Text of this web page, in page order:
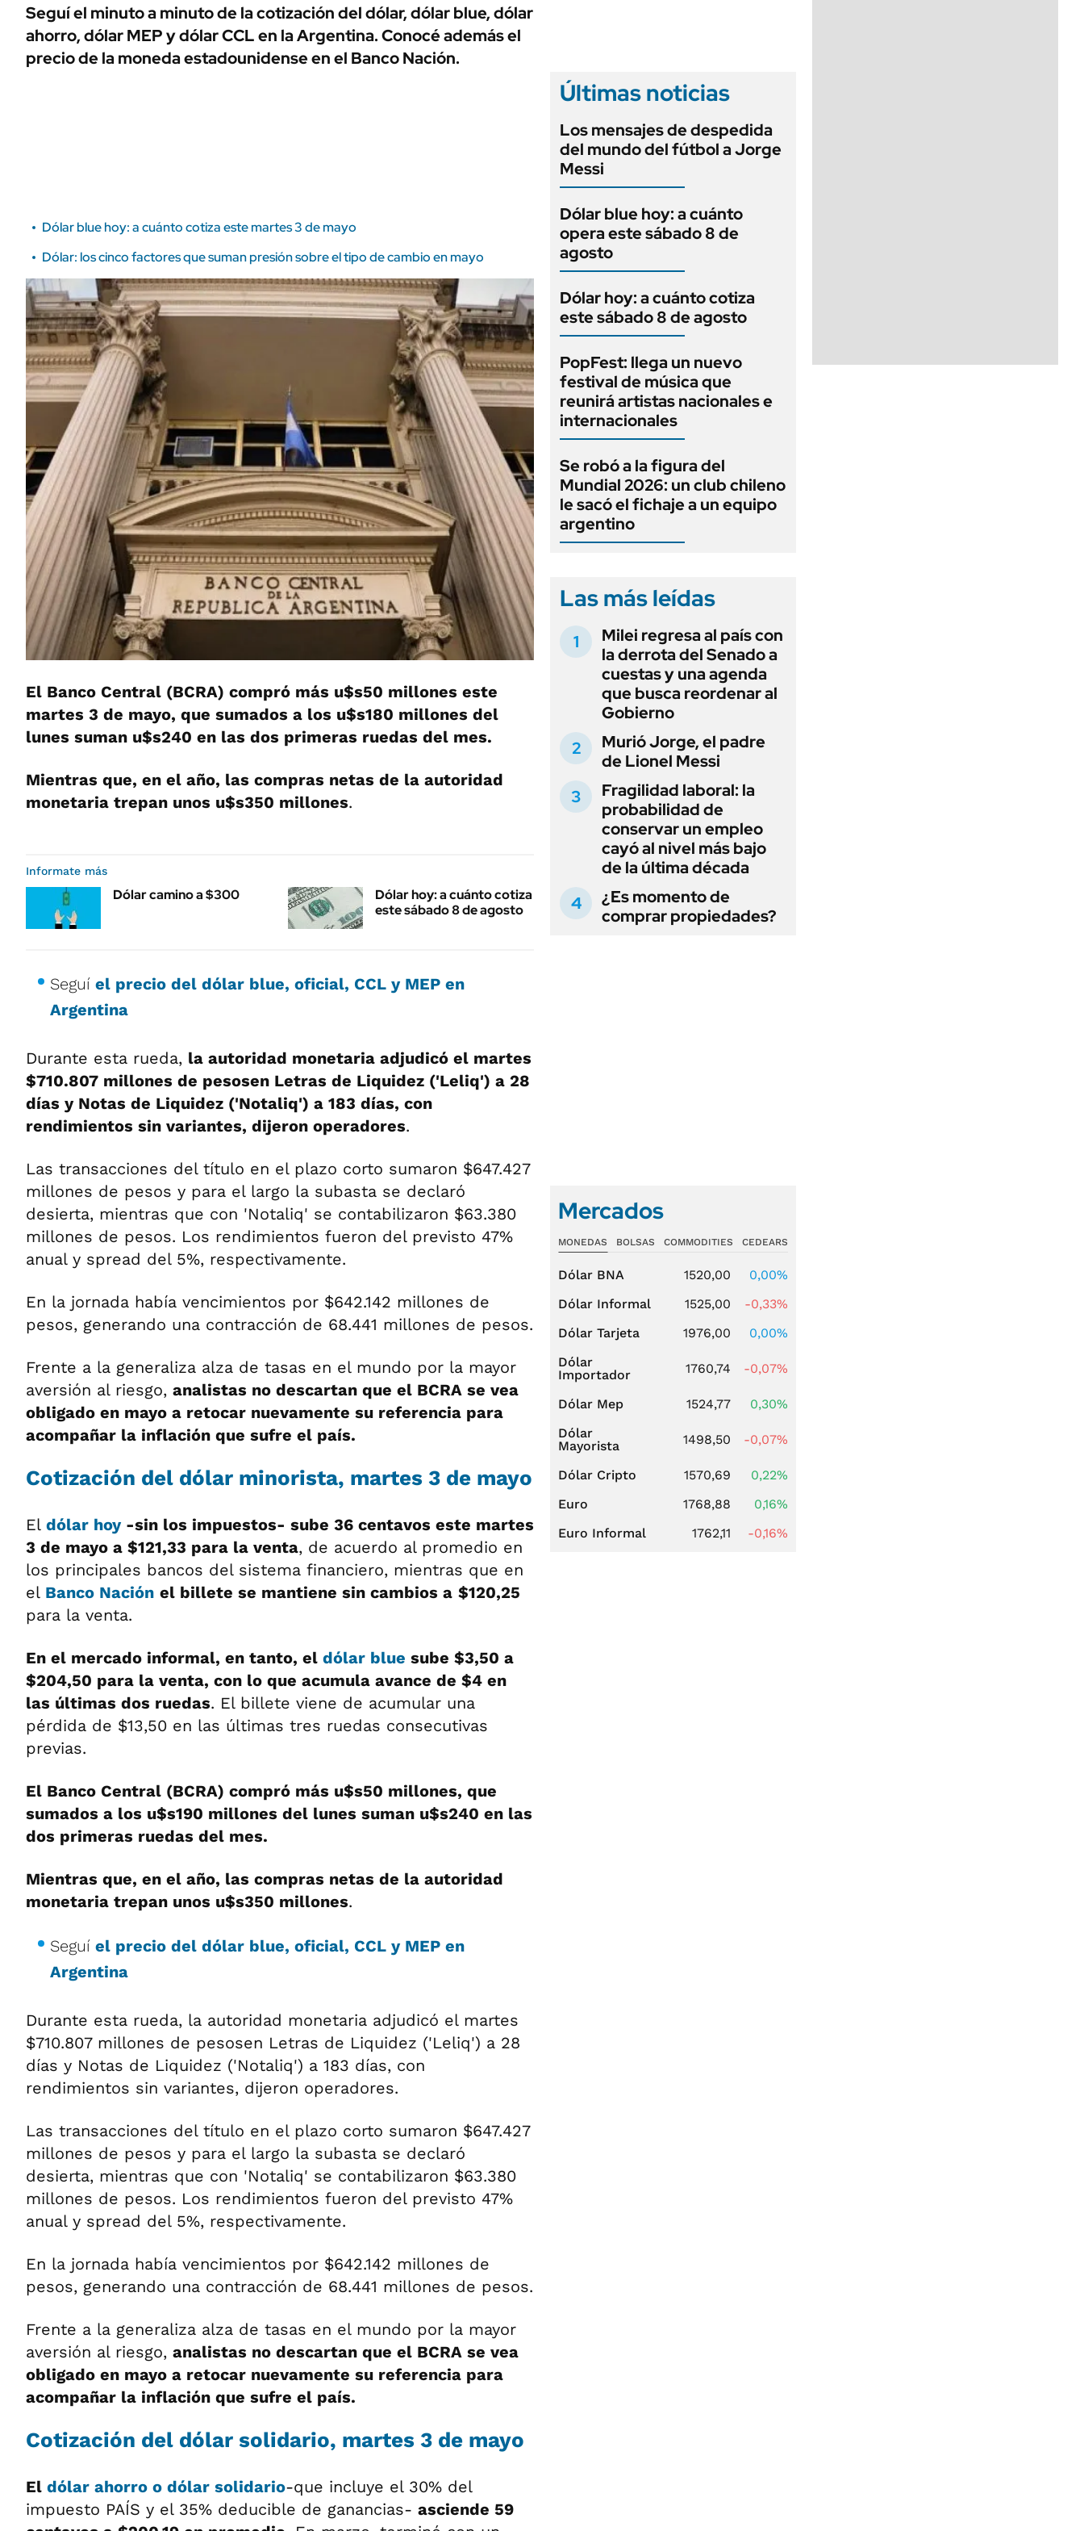
ÁMBITO DEBATE
MEDIAKIT AMBITO DEBATE
URUGUAY
LIFESTYLE
AUTOS
Seguí el minuto a minuto de la cotización del dólar, dólar blue, dólar
ahorro, dólar MEP y dólar CCL en la Argentina. Conocé además el
precio de la moneda estadounidense en el Banco Nación.
Dólar blue hoy: a cuánto cotiza este martes 3 de mayo
Dólar: los cinco factores que suman presión sobre el tipo de cambio en mayo
El Banco Central (BCRA) compró más u$s50 millones este
martes 3 de mayo, que sumados a los u$s180 millones del
lunes suman u$s240 en las dos primeras ruedas del mes.
Mientras que, en el año, las compras netas de la autoridad
monetaria trepan unos u$s350 millones.
Informate más
Dólar camino a $300
Dólar hoy: a cuánto cotiza
este sábado 8 de agosto
Seguí el precio del dólar blue, oficial, CCL y MEP en
Argentina
Durante esta rueda, la autoridad monetaria adjudicó el martes
$710.807 millones de pesosen Letras de Liquidez ('Leliq') a 28
días y Notas de Liquidez ('Notaliq') a 183 días, con
rendimientos sin variantes, dijeron operadores.
Las transacciones del título en el plazo corto sumaron $647.427
millones de pesos y para el largo la subasta se declaró
desierta, mientras que con 'Notaliq' se contabilizaron $63.380
millones de pesos. Los rendimientos fueron del previsto 47%
anual y spread del 5%, respectivamente.
En la jornada había vencimientos por $642.142 millones de
pesos, generando una contracción de 68.441 millones de pesos.
Frente a la generaliza alza de tasas en el mundo por la mayor
aversión al riesgo, analistas no descartan que el BCRA se vea
obligado en mayo a retocar nuevamente su referencia para
acompañar la inflación que sufre el país.
Cotización del dólar minorista, martes 3 de mayo
El dólar hoy-sin los impuestos- sube 36 centavos este martes
3 de mayo a $121,33 para la venta, de acuerdo al promedio en
los principales bancos del sistema financiero, mientras que en
el Banco Nación el billete se mantiene sin cambios a $120,25
para la venta.
En el mercado informal, en tanto, el dólar blue sube $3,50 a
$204,50 para la venta, con lo que acumula avance de $4 en
las últimas dos ruedas. El billete viene de acumular una
pérdida de $13,50 en las últimas tres ruedas consecutivas
previas.
El Banco Central (BCRA) compró más u$s50 millones, que
sumados a los u$s190 millones del lunes suman u$s240 en las
dos primeras ruedas del mes.
Mientras que, en el año, las compras netas de la autoridad
monetaria trepan unos u$s350 millones.
Seguí el precio del dólar blue, oficial, CCL y MEP en
Argentina
Durante esta rueda, la autoridad monetaria adjudicó el martes
$710.807 millones de pesosen Letras de Liquidez ('Leliq') a 28
días y Notas de Liquidez ('Notaliq') a 183 días, con
rendimientos sin variantes, dijeron operadores.
Las transacciones del título en el plazo corto sumaron $647.427
millones de pesos y para el largo la subasta se declaró
desierta, mientras que con 'Notaliq' se contabilizaron $63.380
millones de pesos. Los rendimientos fueron del previsto 47%
anual y spread del 5%, respectivamente.
En la jornada había vencimientos por $642.142 millones de
pesos, generando una contracción de 68.441 millones de pesos.
Frente a la generaliza alza de tasas en el mundo por la mayor
aversión al riesgo, analistas no descartan que el BCRA se vea
obligado en mayo a retocar nuevamente su referencia para
acompañar la inflación que sufre el país.
Cotización del dólar solidario, martes 3 de mayo
El dólar ahorro o dólar solidario-que incluye el 30% del
impuesto PAÍS y el 35% deducible de ganancias- asciende 59
Últimas noticias
Los mensajes de despedida
del mundo del fútbol a Jorge
Messi
Dólar blue hoy: a cuánto
opera este sábado 8 de
agosto
Dólar hoy: a cuánto cotiza
este sábado 8 de agosto
PopFest: llega un nuevo
festival de música que
reunirá artistas nacionales e
internacionales
Se robó a la figura del
Mundial 2026: un club chileno
le sacó el fichaje a un equipo
argentino
Las más leídas
Milei regresa al país con
la derrota del Senado a
cuestas y una agenda
que busca reordenar al
Gobierno
Murió Jorge, el padre
de Lionel Messi
Fragilidad laboral: la
probabilidad de
conservar un empleo
cayó al nivel más bajo
de la última década
¿Es momento de
comprar propiedades?
Mercados
MONEDAS BOLSAS COMMODITIES CEDEARS
Dólar BNA 1520,00
0,00%
Dólar Informal
1525,00
-0,33%
Dólar Tarjeta
1976,00
0,00%
Dólar
Importador
1760,74 -0,07%
Dólar Mep 1524,77
0,30%
Dólar
Mayorista
1498,50 -0,07%
Dólar Cripto 1570,69
0,22%
Euro
1768,88
0,16%
Euro Informal
1762,11 -0,16%